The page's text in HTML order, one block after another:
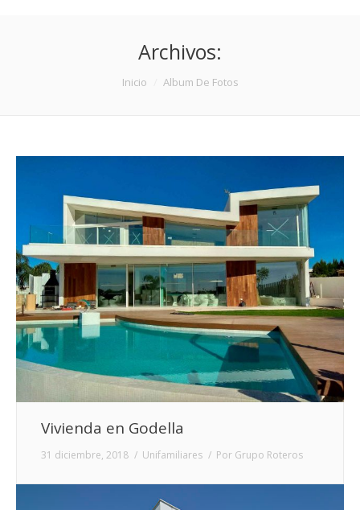
Archivos:
Inicio Album De Fotos
Vivienda en Godella
31 diciembre, 2018 Unifamiliares Por Grupo Roteros